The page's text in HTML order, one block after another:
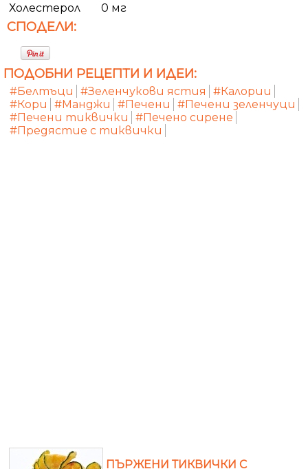
Холестерол
0 мг
СПОДЕЛИ:
ПОДОБНИ РЕЦЕПТИ И ИДЕИ:
#Белтъци #Зеленчукови ястия
#Калории
#Кори
#Манджи #Печени
#Печени зеленчуци
#Печени тиквички
#Печено сирене
#Предястие с тиквички
ПЪРЖЕНИ ТИКВИЧКИ С